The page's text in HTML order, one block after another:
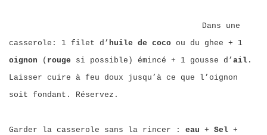
Dans une
casserole: 1 filet d’ huile de coco ou du ghee + 1
oignon ( rouge si possible) émincé + 1 gousse d’ ail .
Laisser cuire à feu doux jusqu’à ce que l’oignon
soit fondant. Réservez.
Garder la casserole sans la rincer : eau + Sel +